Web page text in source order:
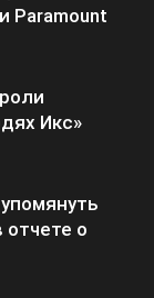
Paramount
Икс»
отчете о